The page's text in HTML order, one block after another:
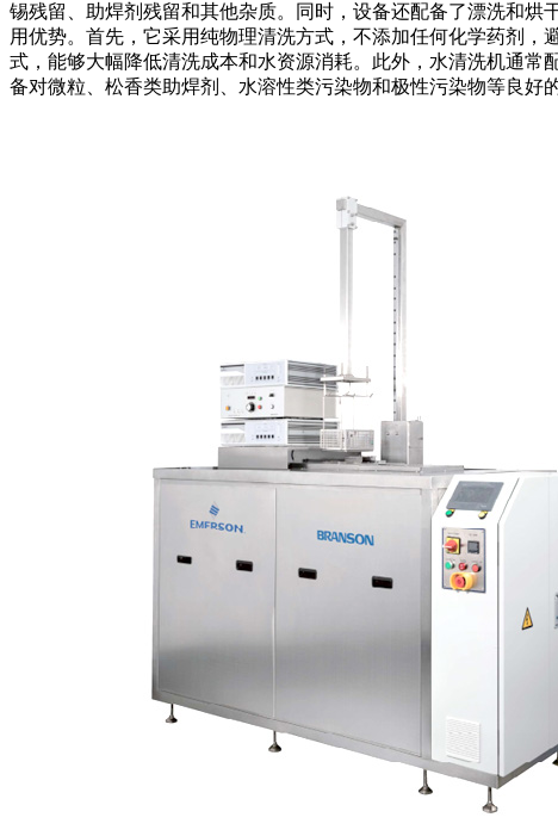
锡残留、助焊剂残留和其他杂质。同时，设备还配备了漂洗和
用优势。首先，它采用纯物理清洗方式，不添加任何化学药剂
式，能够大幅降低清洗成本和水资源消耗。此外，水清洗机通
备对微粒、松香类助焊剂、水溶性类污染物和极性污染物等良好